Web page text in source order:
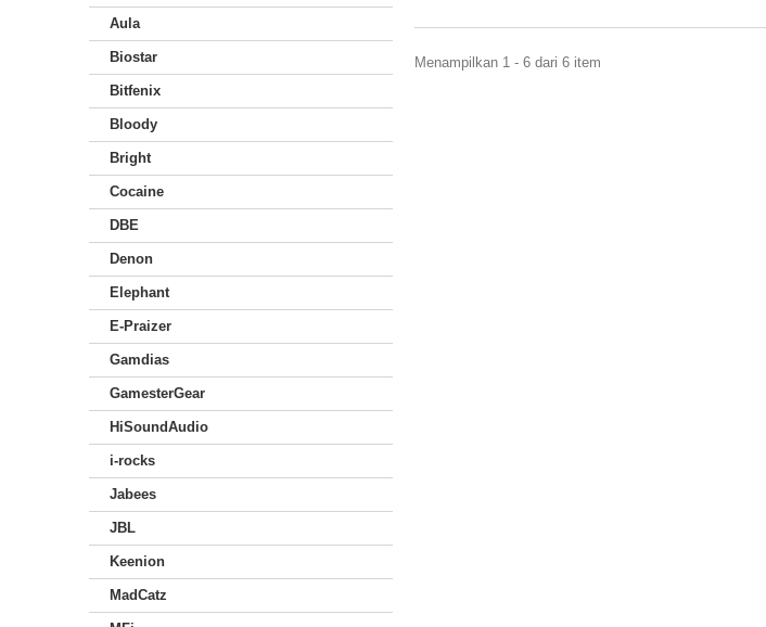
Aula
Biostar
Bitfenix
Bloody
Bright
Cocaine
DBE
Denon
Elephant
E-Praizer
Gamdias
GamesterGear
HiSoundAudio
i-rocks
Jabees
JBL
Keenion
MadCatz
Menampilkan 1 - 6 dari 6 item